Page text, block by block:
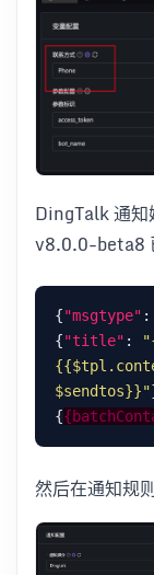
DingTalk 通知
v8.0.0-beta8
{"msgtype" :
{"title" :
$sendtos}}"
{
然后在通知规